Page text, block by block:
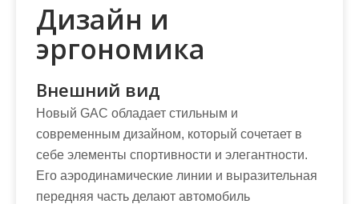
Дизайн и
эргономика
Внешний вид
Новый GAC обладает стильным и
современным дизайном, который сочетает в
себе элементы спортивности и элегантности.
Его аэродинамические линии и выразительная
передняя часть делают автомобиль